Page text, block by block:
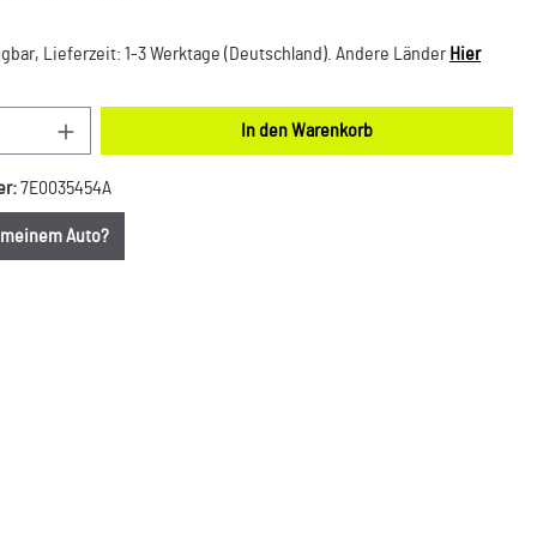
Lieferzeit: 1-3 Werktage (Deutschland). Andere Länder Hier
Gib den gewünschten Wert ein oder
In den Warenkorb
7E0035454A
meinem Auto?